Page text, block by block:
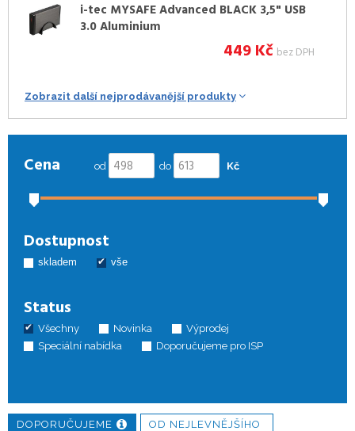
i-tec MYSAFE Advanced BLACK 3,5" USB
3.0 Aluminium
449Kč bez DPH
Zobrazit další nejprodávanější produkty
Cena od do Kč
Dostupnost
skladem vše
Status
Všechny Novinka
Výprodej
Speciální nabídka
Doporučujeme pro ISP
DOPORUČUJEME OD NEJLEVNĚJŠÍHO